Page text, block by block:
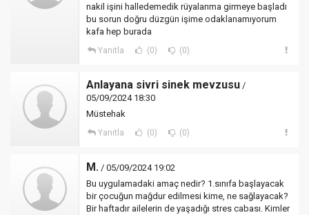
nakil işini halledemedik rüyalarıma girmeye başladı
bu sorun doğru düzgün işime odaklanamıyorum
kafa hep burada
Yanıtla (0) (0)
Anlayana sivri sinek mevzusu /
05/09/2024 18:30
Müstehak
Yanıtla (0) (0)
M. / 05/09/2024 19:02
Bu uygulamadaki amaç nedir? 1.sınıfa başlayacak
bir çocuğun mağdur edilmesi kime, ne sağlayacak?
Bir haftadır ailelerin de yaşadığı stres cabası. Kimler